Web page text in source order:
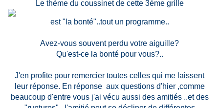
Le thème du coussinet de cette 3ème grille
est "la bonté"..tout un programme..
Avez-vous souvent perdu votre aiguille?
Qu'est-ce la bonté pour vous?..
J'en profite pour remercier toutes celles qui me laissent
leur réponse. En réponse aux questions d'hier ,comme
beaucoup d'entre vous j'ai vécu aussi des amitiés ..et des